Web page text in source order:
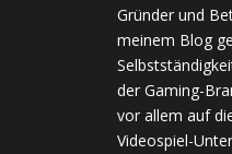
Gründer und
meinem Blog
der Gaming-
vor allem auf
Videospiel-